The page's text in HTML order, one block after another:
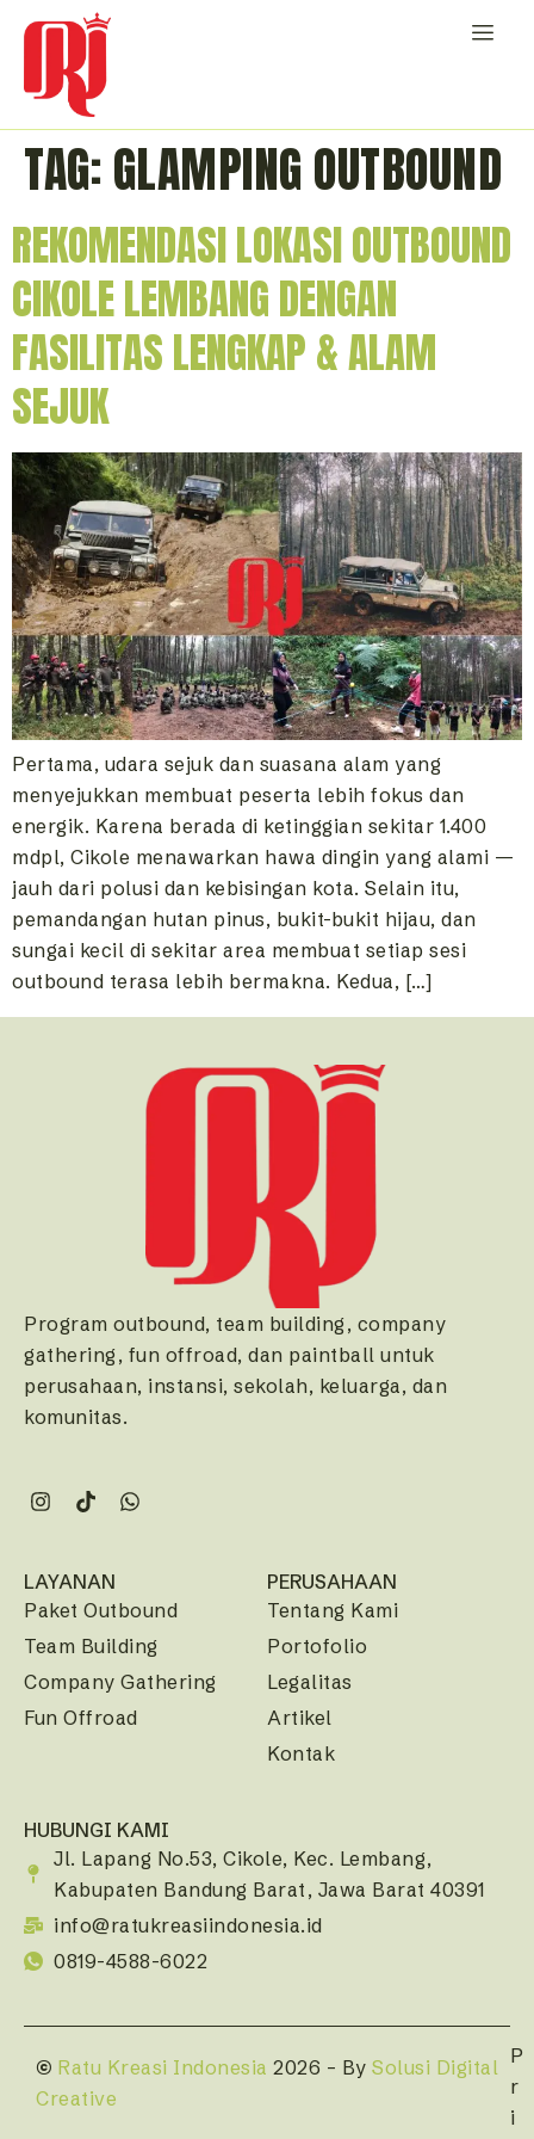
TAG:GLAMPING OUTBOUND
REKOMENDASI LOKASI OUTBOUND
CIKOLE LEMBANG DENGAN
FASILITAS LENGKAP & ALAM
SEJUK
Pertama, udara sejuk dan suasana alam yang
menyejukkan membuat peserta lebih fokus dan
energik. Karena berada di ketinggian sekitar 1.400
mdpl, Cikole menawarkan hawa dingin yang alami —
jauh dari polusi dan kebisingan kota. Selain itu,
pemandangan hutan pinus, bukit-bukit hijau, dan
sungai kecil di sekitar area membuat setiap sesi
outbound terasa lebih bermakna. Kedua, […]
Program outbound, team building, company
gathering, fun offroad, dan paintball untuk
perusahaan, instansi, sekolah, keluarga, dan
komunitas.
LAYANAN
Paket Outbound
Team Building
Company Gathering
Fun Offroad
PERUSAHAAN
Tentang Kami
Portofolio
Legalitas
Artikel
Kontak
HUBUNGI KAMI
Jl. Lapang No.53, Cikole, Kec. Lembang,
Kabupaten Bandung Barat, Jawa Barat 40391
info@ratukreasiindonesia.id
0819-4588-6022
© Ratu Kreasi Indonesia 2026 – By Solusi Digital
Creative
P
r
i